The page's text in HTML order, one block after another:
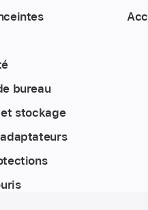
bureau
stockage